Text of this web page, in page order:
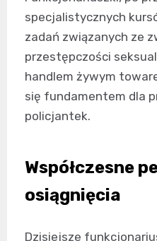
specjalistycznych
zadań związanych ze
przestępczości
handlem żywym
się fundamentem dla
policjantek.
Współczesne
osiągnięcia
Dzisiejsze